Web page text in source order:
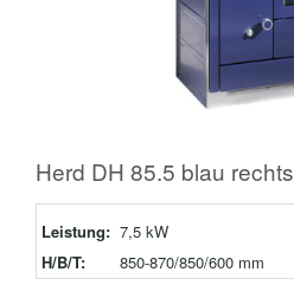
Herd DH 85.5 blau rechts
Leistung: 7,5 kW
H/B/T:
850-870/850/600 mm